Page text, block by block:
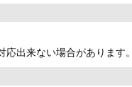
出来ない場合があります。